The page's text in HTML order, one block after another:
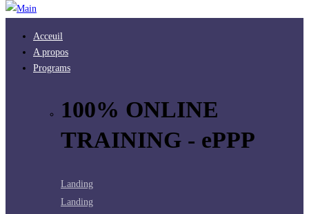
Acceuil
A propos
Programs
100% ONLINE
TRAINING - ePPP
Landing
Landing